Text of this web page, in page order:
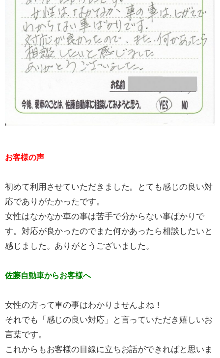
お客様の声
初めて利用させていただきました。とても感じの良い対
応でありがたかったです。
女性はなかなか車の事は苦手で分からない事ばかりで
す。対応が良かったのでまた何かあったら相談したいと
感じました。ありがとうございました。
佐藤自動車からお客様へ
女性の方って車の事はわかりませんよね！
それでも「感じの良い対応」と言っていただき嬉しいお
言葉です。
これからもお客様の目線に立ちお話ができればと思いま